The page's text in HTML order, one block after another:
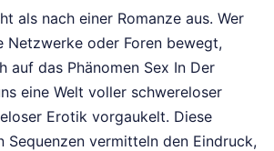
als nach einer Romanze aus. Wer
Netzwerke oder Foren bewegt,
auf das Phänomen Sex In Der
eine Welt voller schwereloser
Erotik vorgaukelt. Diese
Sequenzen vermitteln den Eindruck,